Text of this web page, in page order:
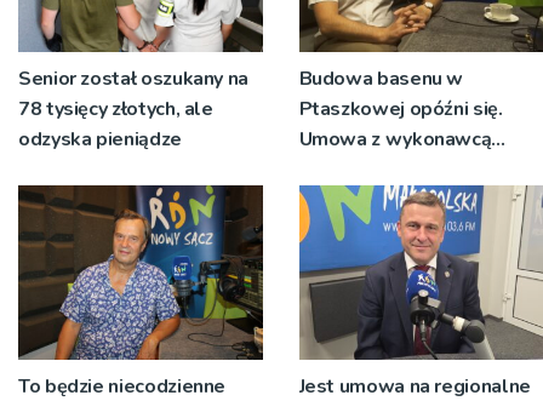
Senior został oszukany na
78 tysięcy złotych, ale
odzyska pieniądze
Budowa basenu w
Ptaszkowej opóźni się.
Umowa z wykonawcą
nie zostanie podpisana
To będzie niecodzienne
Jest umowa na regionalne